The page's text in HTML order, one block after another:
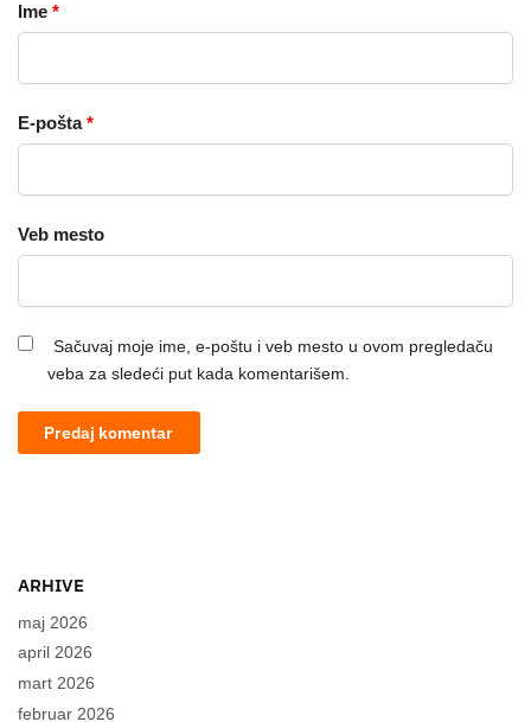
Ime *
E-pošta*
Veb mesto
Sačuvaj moje ime, e-poštu i veb mesto u ovom pregledaču
veba za sledeći put kada komentarišem.
ARHIVE
maj 2026
april 2026
mart 2026
februar 2026